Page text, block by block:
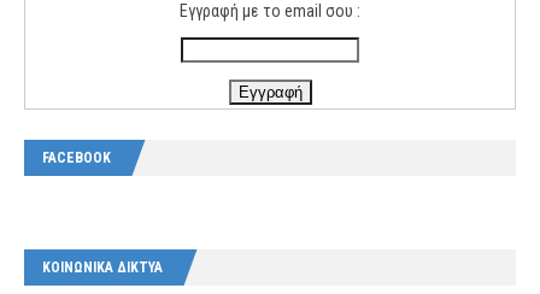
Εγγραφή με το email σου :
FACEBOOK
ΚΟΙΝΩΝΙΚΑ ΔΙΚΤΥΑ